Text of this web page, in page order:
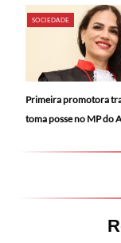
SOCIEDADE
Primeira promotora
toma posse no MP do